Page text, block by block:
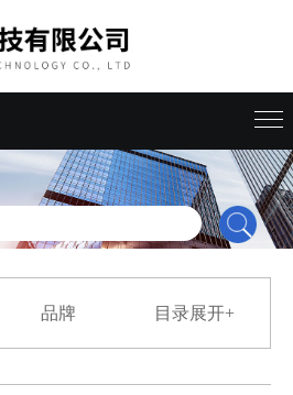
品牌 目录展开+